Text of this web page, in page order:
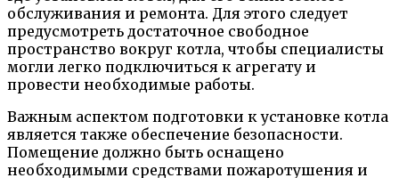
обслуживания и ремонта. Для этого следует
предусмотреть достаточное свободное
пространство вокруг котла, чтобы специалисты
могли легко подключиться к агрегату и
провести необходимые работы.
Важным аспектом подготовки к установке котла
является также обеспечение безопасности.
Помещение должно быть оснащено
необходимыми средствами пожаротушения и